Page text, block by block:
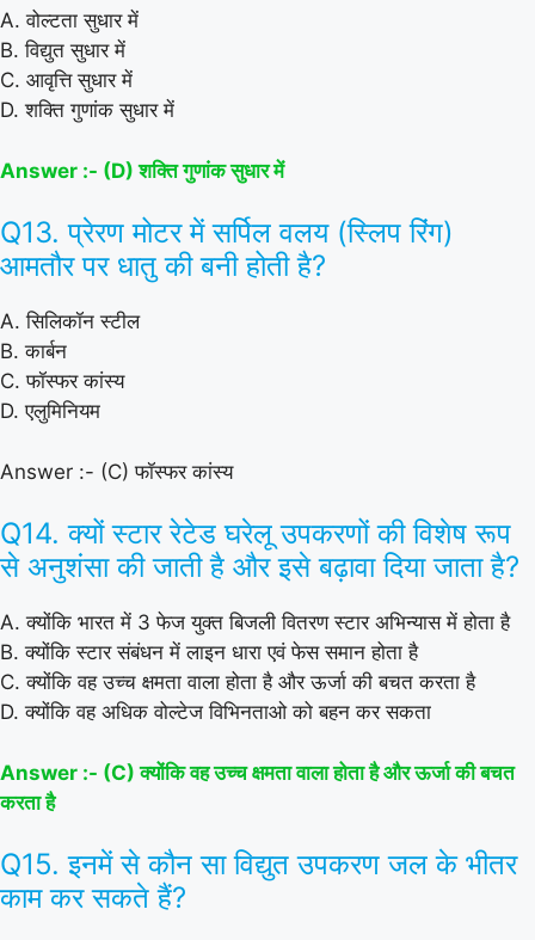
A. वोल्टता सुधार में
B. विद्युत सुधार में
C. आवृत्ति सुधार में
D. शक्ति गुणांक सुधार में
Answer :- (D) शक्ति गुणांक सुधार में
Q13. प्रेरण मोटर में सर्पिल वलय (स्लिप रिंग)
आमतौर पर धातु की बनी होती है?
A. सिलिकॉन स्टील
B. कार्बन
C. फॉस्फर कांस्य
D. एलुमिनियम
Answer :- (C) फॉस्फर कांस्य
Q14. क्यों स्टार रेटेड घरेलू उपकरणों की विशेष रूप
से अनुशंसा की जाती है और इसे बढ़ावा दिया जाता है?
A. क्योंकि भारत में 3 फेज युक्त बिजली वितरण स्टार अभिन्यास में होता है
B. क्योंकि स्टार संबंधन में लाइन धारा एवं फेस समान होता है
C. क्योंकि वह उच्च क्षमता वाला होता है और ऊर्जा की बचत करता है
D. क्योंकि वह अधिक वोल्टेज विभिनताओ को बहन कर सकता
Answer :- (C) क्योंकि वह उच्च क्षमता वाला होता है और ऊर्जा की बचत
करता है
Q15. इनमें से कौन सा विद्युत उपकरण जल के भीतर
काम कर सकते हैं?